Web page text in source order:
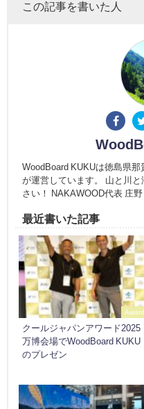
この記事を書いた人
WoodBoard KUKUは徳島県那
が運営しています。 山と川
さい！ NAKAWOOD代表 庄野
最近書いた記事
クールジャパンアワード2025
万博会場でWoodBoard KUKU
のプレゼン